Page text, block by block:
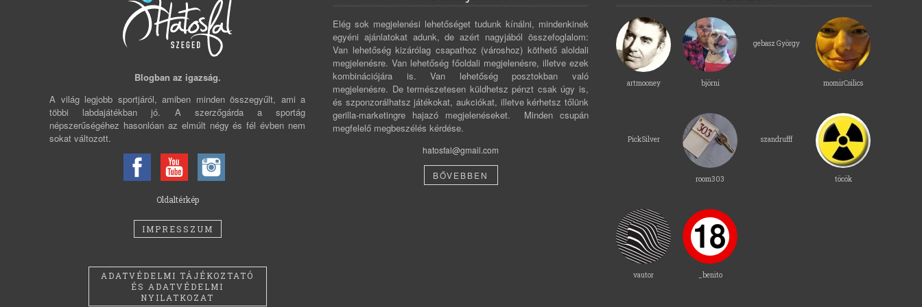
Blogban az igazság.
A világ legjobb sportjáról, amiben minden összegyűlt, ami a
többi labdajátékban jó. A szerzőgárda a sportág
népszerűségéhez hasonlóan az elmúlt négy és fél évben nem
sokat változott.
Oldaltérkép
IMPRESSZUM
ADATVÉDELMI TÁJÉKOZTATÓ
ÉS ADATVÉDELMI
NYILATKOZAT
Elég sok megjelenési lehetőséget tudunk kínálni, mindenkinek
egyéni ajánlatokat adunk, de azért nagyjából összefoglalom:
Van lehetőség kizárólag csapathoz (városhoz) köthető aloldali
megjelenésre. Van lehetőség főoldali megjelenésre, illetve ezek
kombinációjára is. Van lehetőség posztokban való
megjelenésre. De természetesen küldhetsz pénzt csak úgy is,
és szponzorálhatsz játékokat, aukciókat, illetve kérhetsz tőlünk
gerilla-marketingre hajazó megjelenéseket. Minden csupán
megfelelő megbeszélés kérdése.
hatosfal@gmail.com
BŐVEBBEN
artmooney björni
gebasz György
momirCsilics
PickSilver
room303
szandrufff
töcök
vautor _benito